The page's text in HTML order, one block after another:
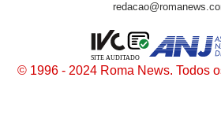
© 1996 - 2024 Roma News. Todos
SITE AUDITADO